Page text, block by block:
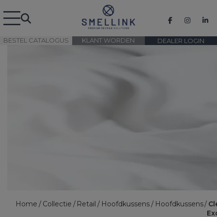
BESTEL CATALOGUS DEALER LOGIN
KLANT WORDEN
Home Collectie Retail Hoofdkussens Hoofdkussens